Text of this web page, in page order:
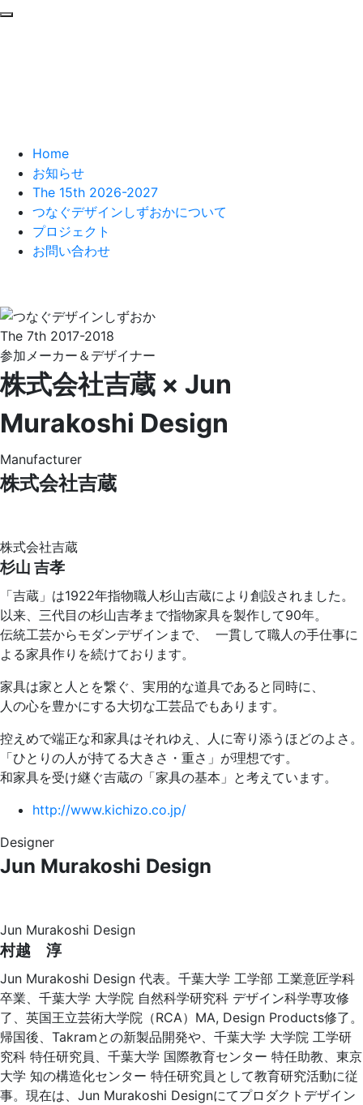
Home
お知らせ
The 15th 2026-2027
つなぐデザインしずおかについて
プロジェクト
お問い合わせ
The 7th 2017-2018
参加メーカー＆デザイナー
株式会社吉蔵 × Jun
Murakoshi Design
Manufacturer
株式会社吉蔵
株式会社吉蔵
杉山 吉孝
「吉蔵」は1922年指物職人杉山吉蔵により創設されました。
以来、三代目の杉山吉孝まで指物家具を製作して90年。
伝統工芸からモダンデザインまで、 一貫して職人の手仕事に
よる家具作りを続けております。
家具は家と人とを繋ぐ、実用的な道具であると同時に、
人の心を豊かにする大切な工芸品でもあります。
控えめで端正な和家具はそれゆえ、人に寄り添うほどのよさ。
「ひとりの人が持てる大きさ・重さ」が理想です。
和家具を受け継ぐ吉蔵の「家具の基本」と考えています。
http://www.kichizo.co.jp/
Designer
Jun Murakoshi Design
Jun Murakoshi Design
村越 淳
Jun Murakoshi Design 代表。千葉大学 工学部 工業意匠学科
卒業、千葉大学 大学院 自然科学研究科 デザイン科学専攻修
了、英国王立芸術大学院（RCA）MA, Design Products修了。
帰国後、Takramとの新製品開発や、千葉大学 大学院 工学研
究科 特任研究員、千葉大学 国際教育センター 特任助教、東京
大学 知の構造化センター 特任研究員として教育研究活動に従
事。現在は、Jun Murakoshi Designにてプロダクトデザイン